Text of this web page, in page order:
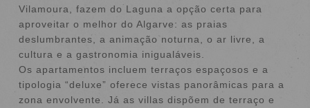
Vilamoura, fazem do Laguna a opção certa para
aproveitar o melhor do Algarve: as praias
deslumbrantes, a animação noturna, o ar livre, a
cultura e a gastronomia inigualáveis.
Os apartamentos incluem terraços espaçosos e a
tipologia “deluxe” oferece vistas panorâmicas para a
zona envolvente. Já as villas dispõem de terraço e